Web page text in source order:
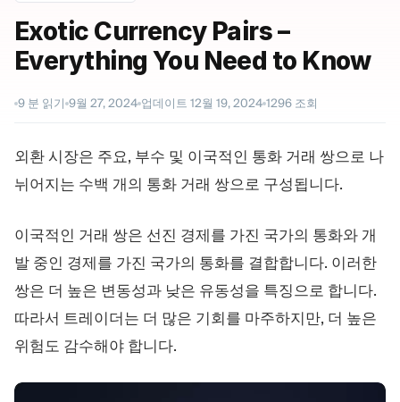
Exotic Currency Pairs –
Everything You Need to Know
9 분 읽기 9월 27, 2024 업데이트 12월 19, 2024 1296 조회
외환 시장은 주요, 부수 및 이국적인 통화 거래 쌍으로 나
뉘어지는 수백 개의 통화 거래 쌍으로 구성됩니다.
이국적인 거래 쌍은 선진 경제를 가진 국가의 통화와 개
발 중인 경제를 가진 국가의 통화를 결합합니다. 이러한
쌍은 더 높은 변동성과 낮은 유동성을 특징으로 합니다.
따라서 트레이더는 더 많은 기회를 마주하지만, 더 높은
위험도 감수해야 합니다.
턴키 솔루션
Forex / CFD
바이너리 옵션
거래소 및 청산
트레이딩 플랫폼 백오피스
리소스
마케팅 가이드
블로그
동영상 튜토리얼
더보기
회사 소개
통계